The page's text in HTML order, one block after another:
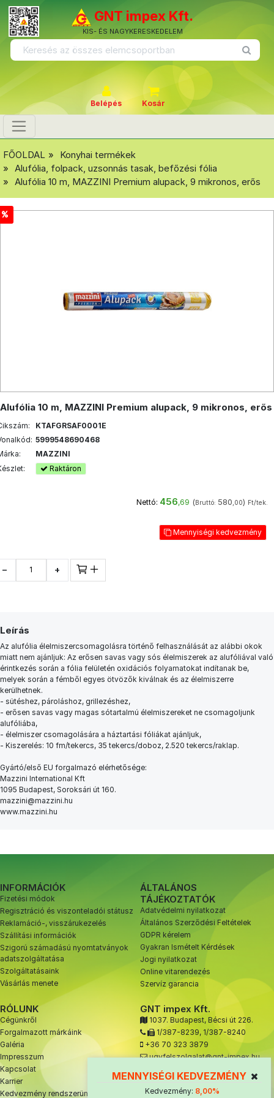
MENNYISÉGI KEDVEZMÉNY
Kedvezmény: 8,00%
GNT impex Kft.
KIS- ÉS NAGYKERESKEDELEM
Belépés Kosár
FŐOLDAL
Konyhai termékek
Alufólia, folpack, uzsonnás tasak, befőzési fólia
Alufólia 10 m, MAZZINI Premium alupack, 9 mikronos, erős
Alufólia 10 m, MAZZINI Premium alupack, 9 mikronos, erős
KTAFGRSAF0001E
5999548690468
MAZZINI
Raktáron
Nettó: 456,69 (Bruttó: 580,00) Ft/tek.
Mennyiségi kedvezmény
− +
Leírás
Az alufólia élelmiszercsomagolásra történő felhasználását az alábbi okok
miatt nem ajánljuk: Az erősen savas vagy sós élelmiszerek az alufóliával való
érintkezés során a fólia felületén oxidációs folyamatokat indítanak be,
melyek során a fémből egyes ötvözők kiválnak és az élelmiszerre
kerülhetnek.
- sütéshez, pároláshoz, grillezéshez,
- erősen savas vagy magas sótartalmú élelmiszereket ne csomagoljunk
alufóliába,
- élelmiszer csomagolására a háztartási fóliákat ajánljuk,
- Kiszerelés: 10 fm/tekercs, 35 tekercs/doboz, 2.520 tekercs/raklap.
Gyártó/első EU forgalmazó elérhetősége:
Mazzini International Kft
1095 Budapest, Soroksári út 160.
mazzini@mazzini.hu
www.mazzini.hu
INFORMÁCIÓK
Fizetési módok
Regisztráció és viszonteladói státusz
Reklamáció-, visszárukezelés
Szállítási információk
Szigorú számadású nyomtatványok
adatszolgáltatása
Szolgáltatásaink
Vásárlás menete
ÁLTALÁNOS
TÁJÉKOZTATÓK
Adatvédelmi nyilatkozat
Általános Szerződési Feltételek
GDPR kérelem
Gyakran Ismételt Kérdések
Jogi nyilatkozat
Online vitarendezés
Szervíz garancia
RÓLUNK
Cégünkről
Forgalmazott márkáink
Galéria
Impresszum
Kapcsolat
Karrier
Kedvezmény rendszerünk
GNT impex Kft.
1037. Budapest, Bécsi út 226.
1/387-8239, 1/387-8240
+36 70 323 3879
ugyfelszolgalat@gnt-impex.hu